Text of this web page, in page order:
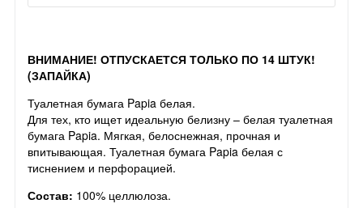
ВНИМАНИЕ! ОТПУСКАЕТСЯ ТОЛЬКО ПО 14 ШТУК!
(ЗАПАЙКА)
Туалетная бумага Papia белая.
Для тех, кто ищет идеальную белизну – белая туалетная
бумага Papia. Мягкая, белоснежная, прочная и
впитывающая. Туалетная бумага Papia белая с
тиснением и перфорацией.
Состав: 100% целлюлоза.